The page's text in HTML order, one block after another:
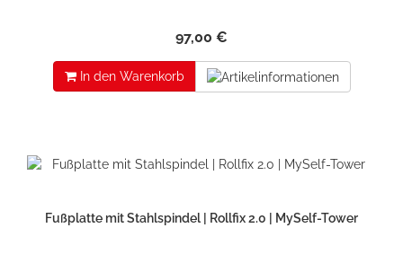
97,00 €
In den Warenkorb
Fußplatte mit Stahlspindel | Rollfix 2.0 | MySelf-Tower